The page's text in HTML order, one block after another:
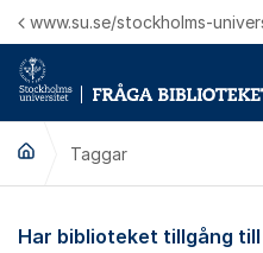
Hoppa till innehåll
www.su.se/stockholms-
Taggar
Har biblioteket tillgång